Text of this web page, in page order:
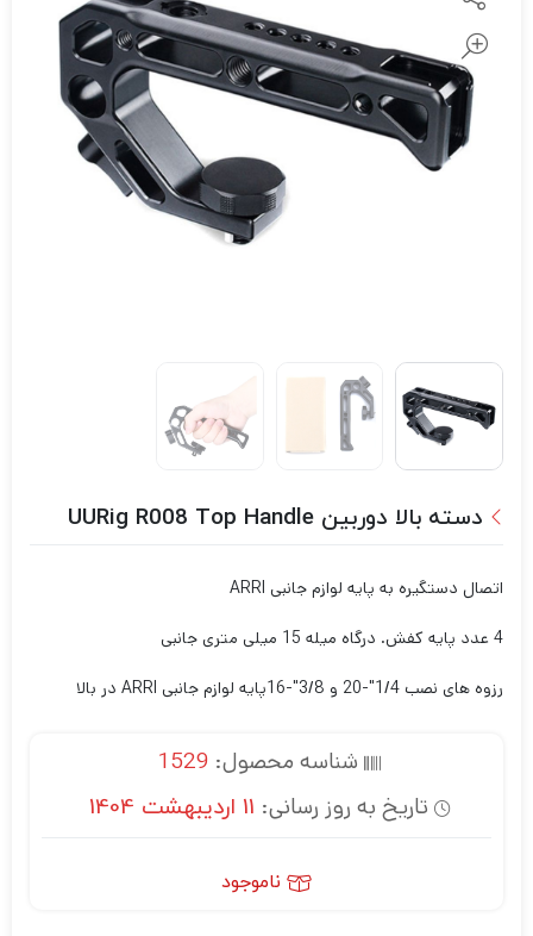
دسته بالا دوربین UURig R008 Top Handle
اتصال دستگیره به پایه لوازم جانبی ARRI
4 عدد پایه کفش. درگاه میله 15 میلی متری جانبی
رزوه های نصب 1/4″-20 و 3/8″-16 پایه لوازم جانبی ARRI در بالا
شناسه محصول: 1529
تاریخ به روز رسانی: 11 اردیبهشت 1404
ناموجود